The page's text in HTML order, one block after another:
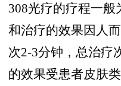
308光疗的疗程一般
和治疗的效果因人
次2-3分钟，总治疗
的效果受患者皮肤